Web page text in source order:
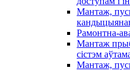
Мантаж,
Рамонтна-
Мантаж
сістэм
Мантаж,